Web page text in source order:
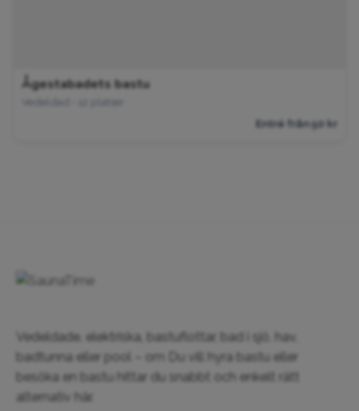
Ågestabadets bastu
Vedeldad • 12 platser
Entré från 50 kr
Vedeldade, elektriska, bastuflottar, bad i sjö, hav,
badtunna eller pool – om Du vill hyra bastu eller
besöka en bastu hittar du snabbt och enkelt rätt
alternativ här.